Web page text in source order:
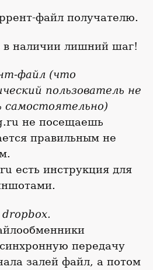
файл получателю.
наличии лишний шаг!
файл (что
пользователь не
не посещаешь
правильным не
есть инструкция для
передачу
залей файл, а потом